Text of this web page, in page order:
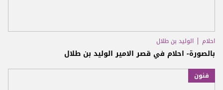
احلام الوليد بن طلال
بالصورة- احلام في قصر الامير الوليد بن طلال
فنون